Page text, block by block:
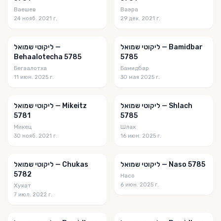
גליון היכל הקודש
דבר מלכות לנוער
Ваешев
24 нояб. 2021 г.
Ваэра
29 дек. 2021 г.
ליקוטי שמואל —
Behaalotecha 5785
Бегаалотха
11 июн. 2025 г.
ליקוטי שמואל — Bamidbar
5785
Бамидбар
30 мая 2025 г.
ליקוטי שמואל — Mikeitz
5781
Микец
30 нояб. 2021 г.
ליקוטי שמואל — Shlach
5785
Шлах
16 июн. 2025 г.
ליקוטי שמואל — Chukas
5782
Хукат
7 июл. 2022 г.
ליקוטי שמואל — Naso 5785
Насо
6 июн. 2025 г.